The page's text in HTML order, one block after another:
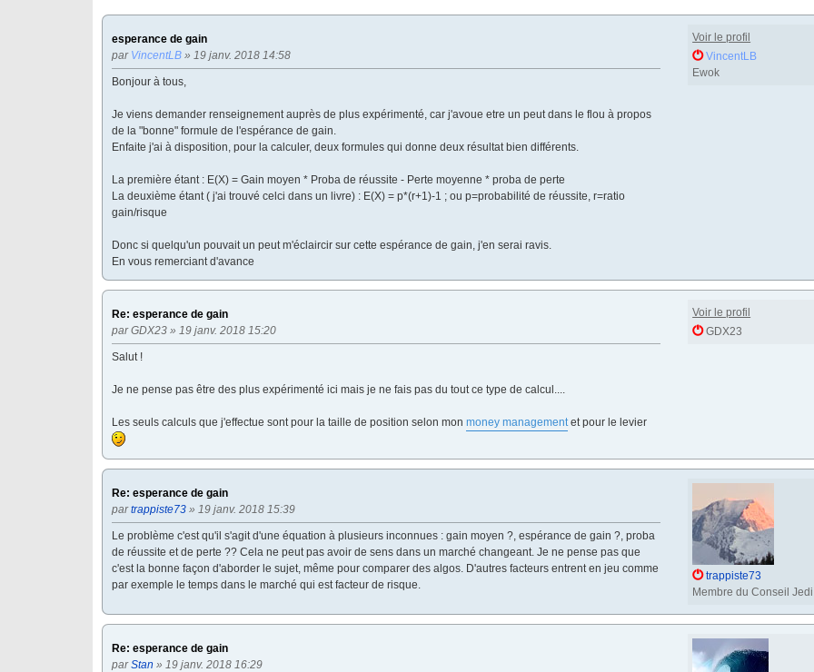
esperance de gain
par VincentLB » 19 janv. 2018 14:58
Bonjour à tous,
Je viens demander renseignement auprès de plus expérimenté, car j'avoue etre un peut dans le flou à propos
de la "bonne" formule de l'espérance de gain.
Enfaite j'ai à disposition, pour la calculer, deux formules qui donne deux résultat bien différents.
La première étant : E(X) = Gain moyen * Proba de réussite - Perte moyenne * proba de perte
La deuxième étant ( j'ai trouvé celci dans un livre) : E(X) = p*(r+1)-1 ; ou p=probabilité de réussite, r=ratio
gain/risque
Donc si quelqu'un pouvait un peut m'éclaircir sur cette espérance de gain, j'en serai ravis.
En vous remerciant d'avance
Voir le profil
VincentLB
Ewok
Re: esperance de gain
parGDX23 » 19 janv. 2018 15:20
Salut !
Je ne pense pas être des plus expérimenté ici mais je ne fais pas du tout ce type de calcul....
Les seuls calculs que j'effectue sont pour la taille de position selon mon money managementet pour le levier
Voir le profil
GDX23
Re: esperance de gain
partrappiste73 » 19 janv. 2018 15:39
Le problème c'est qu'il s'agit d'une équation à plusieurs inconnues : gain moyen ?, espérance de gain ?, proba
de réussite et de perte ?? Cela ne peut pas avoir de sens dans un marché changeant. Je ne pense pas que
c'est la bonne façon d'aborder le sujet, même pour comparer des algos. D'autres facteurs entrent en jeu comme
par exemple le temps dans le marché qui est facteur de risque.
trappiste73
Membre du Conseil Jedi
Re: esperance de gain
parStan » 19 janv. 2018 16:29